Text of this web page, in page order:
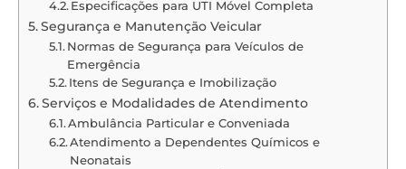
Especificações para UTI Móvel Completa
Segurança e Manutenção Veicular
Normas de Segurança para Veículos de
Emergência
Itens de Segurança e Imobilização
Serviços e Modalidades de Atendimento
Ambulância Particular e Conveniada
Atendimento a Dependentes Químicos e
Neonatais